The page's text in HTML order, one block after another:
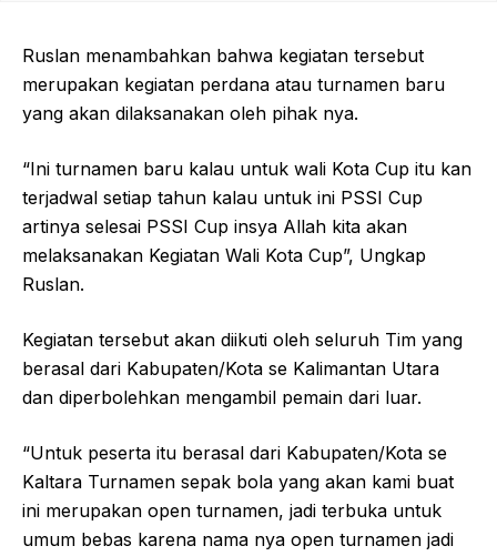
Ruslan menambahkan bahwa kegiatan tersebut
merupakan kegiatan perdana atau turnamen baru
yang akan dilaksanakan oleh pihak nya.
“Ini turnamen baru kalau untuk wali Kota Cup itu kan
terjadwal setiap tahun kalau untuk ini PSSI Cup
artinya selesai PSSI Cup insya Allah kita akan
melaksanakan Kegiatan Wali Kota Cup”, Ungkap
Ruslan.
Kegiatan tersebut akan diikuti oleh seluruh Tim yang
berasal dari Kabupaten/Kota se Kalimantan Utara
dan diperbolehkan mengambil pemain dari luar.
“Untuk peserta itu berasal dari Kabupaten/Kota se
Kaltara Turnamen sepak bola yang akan kami buat
ini merupakan open turnamen, jadi terbuka untuk
umum bebas karena nama nya open turnamen jadi